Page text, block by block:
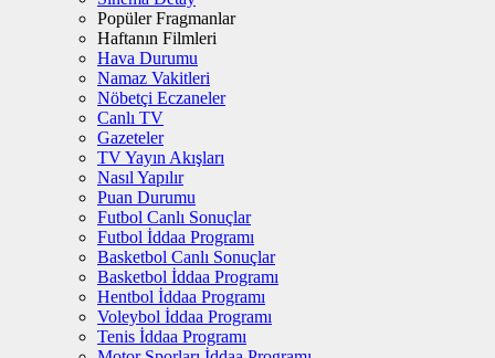
Popüler Fragmanlar
Haftanın Filmleri
Hava Durumu
Namaz Vakitleri
Nöbetçi Eczaneler
Canlı TV
Gazeteler
TV Yayın Akışları
Nasıl Yapılır
Puan Durumu
Futbol Canlı Sonuçlar
Futbol İddaa Programı
Basketbol Canlı Sonuçlar
Basketbol İddaa Programı
Hentbol İddaa Programı
Voleybol İddaa Programı
Tenis İddaa Programı